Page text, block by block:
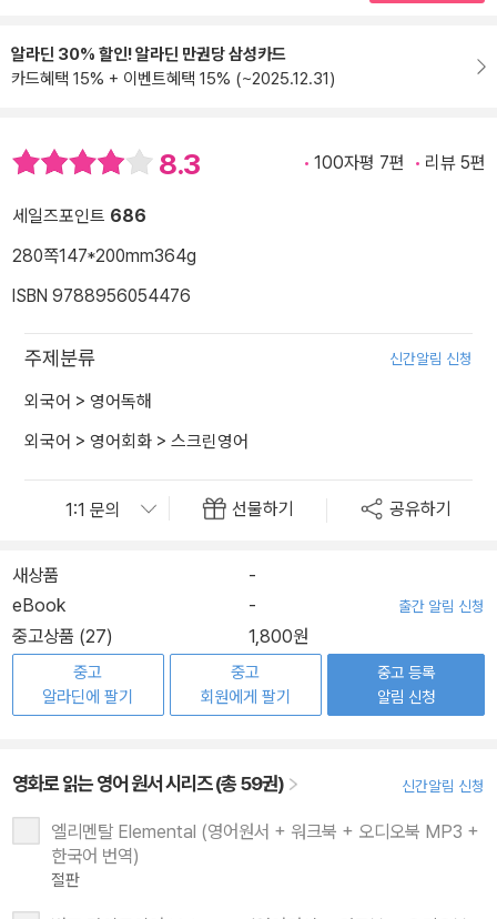
알라딘 30% 할인! 알라딘 만권당 삼성카드
카드혜택 15% + 이벤트혜택 15% (~2025.12.31)
8.3 100자평 7편 리뷰 5편
세일즈포인트 686
280쪽147*200mm364g
ISBN 9788956054476
주제분류 신간알림 신청
외국어 > 영어독해
외국어 > 영어회화 > 스크린영어
선물하기 공유하기
새상품
-
eBook
- 출간 알림 신청
중고상품 (27) 1,800원
중고
알라딘에 팔기
중고
회원에게 팔기
중고 등록
알림 신청
영화로 읽는 영어 원서 시리즈 (총 59권) 신간알림 신청
엘리멘탈 Elemental (영어원서 + 워크북 + 오디오북 MP3 +
한국어 번역)
절판